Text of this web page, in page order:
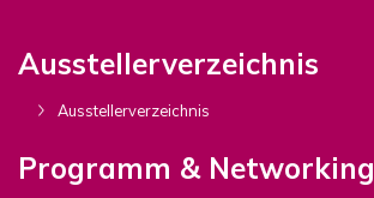
Ausstellerverzeichnis
Ausstellerverzeichnis
Programm & Networking